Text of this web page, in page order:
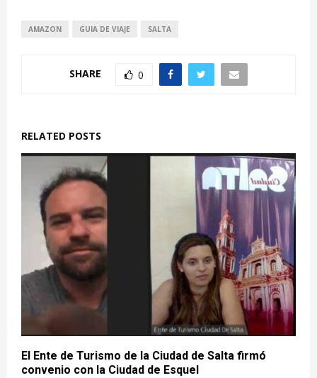
AMAZON GUIA DE VIAJE SALTA
SHARE 0
RELATED POSTS
El Ente de Turismo de la Ciudad de Salta firmó
convenio con la Ciudad de Esquel